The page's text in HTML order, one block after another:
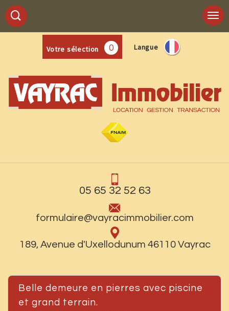
Votre sélection 0 Langue
05 65 32 52 63
formulaire@vayracimmobilier.com
189, Avenue d'Uxellodunum 46110 Vayrac
belle demeure en pierres avec piscine
et grand terrain.